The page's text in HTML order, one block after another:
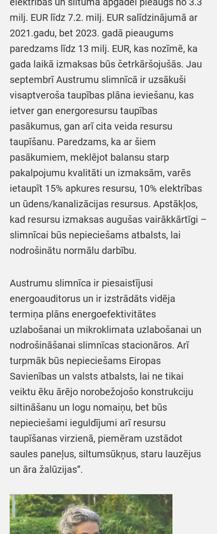
milj. EUR līdz 7.2. milj. EUR salīdzinājumā ar
2021.gadu, bet 2023. gadā pieaugums
paredzams līdz 13 milj. EUR, kas nozīmē, ka
gada laikā izmaksas būs četrkāršojušās. Jau
septembrī Austrumu slimnīcā ir uzsākuši
visaptveroša taupības plāna ieviešanu, kas
ietver gan energoresursu taupības
pasākumus, gan arī cita veida resursu
taupīšanu. Paredzams, ka ar šiem
pasākumiem, meklējot balansu starp
pakalpojumu kvalitāti un izmaksām, varēs
ietaupīt 15% apkures resursu, 10% elektrības
un ūdens/kanalizācijas resursus. Apstākļos,
kad resursu izmaksas augušas vairākkārtīgi –
slimnīcai būs nepieciešams atbalsts, lai
nodrošinātu normālu darbību.
Austrumu slimnīca ir piesaistījusi
energoauditorus un ir izstrādāts vidēja
termiņa plāns energoefektivitātes
uzlabošanai un mikroklimata uzlabošanai un
nodrošināšanai slimnīcas stacionāros. Arī
turpmāk būs nepieciešams Eiropas
Savienības un valsts atbalsts, lai ne tikai
veiktu ēku ārējo norobežojošo konstrukciju
siltināšanu un logu nomaiņu, bet būs
nepieciešami ieguldījumi arī resursu
taupīšanas virzienā, piemēram uzstādot
saules paneļus, siltumsūkņus, staru lauzējus
un āra žalūzijas”.